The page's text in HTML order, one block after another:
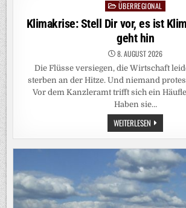
Posted
in
ÜBERREGIONAL
Klimakrise: Stell Dir vor, es ist
geht hin
8. AUGUST 2026
Die Flüsse versiegen, die Wirtschaft
sterben an der Hitze. Und niemand
Vor dem Kanzleramt trifft sich ein
Haben sie…
WEITERLESEN KLIMAKRISE:
STELL
DIR
VOR,
ES
IST
KLIMA
UND
KEINER
GEHT
HIN